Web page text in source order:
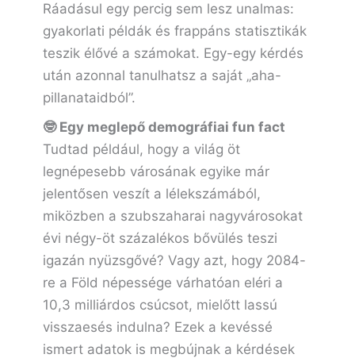
Ráadásul egy percig sem lesz unalmas:
gyakorlati példák és frappáns statisztikák
teszik élővé a számokat. Egy-egy kérdés
után azonnal tanulhatsz a saját „aha-
pillanataidból”.
🤓 Egy meglepő demográfiai fun fact
Tudtad például, hogy a világ öt
legnépesebb városának egyike már
jelentősen veszít a lélekszámából,
miközben a szubszaharai nagyvárosokat
évi négy-öt százalékos bővülés teszi
igazán nyüzsgővé? Vagy azt, hogy 2084-
re a Föld népessége várhatóan eléri a
10,3 milliárdos csúcsot, mielőtt lassú
visszaesés indulna? Ezek a kevéssé
ismert adatok is megbújnak a kérdések